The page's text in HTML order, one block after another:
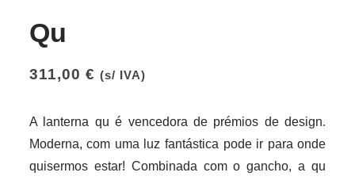
Qu
311,00 € (s/ IVA)
A lanterna qu é vencedora de prémios de design.
Moderna, com uma luz fantástica pode ir para onde
quisermos estar! Combinada com o gancho, a qu